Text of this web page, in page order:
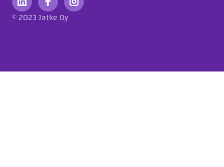
© 2023 Jatke Oy